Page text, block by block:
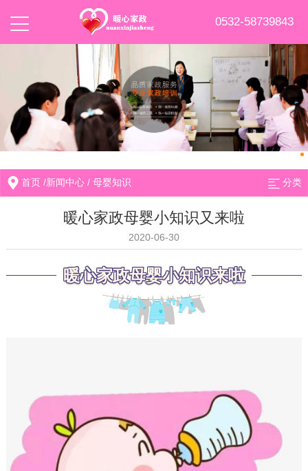
0532-58739843
首页 /新闻中心 /母婴知识 分类
暖心家政母婴小知识又来啦
2020-06-30
暖心家政母婴小知识来啦